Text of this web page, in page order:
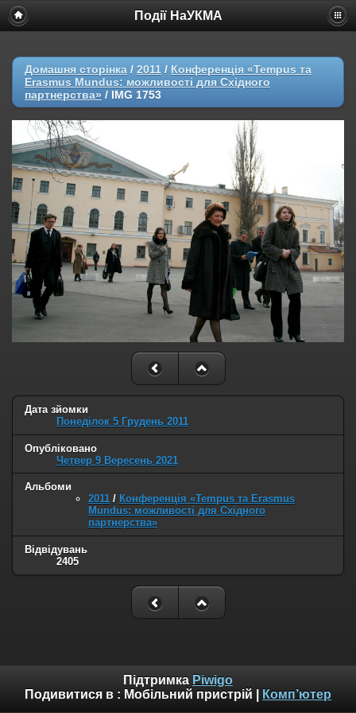
Події НаУКМА
Домашня сторінка / 2011 / Конференція «Tempus та
Erasmus Mundus: можливості для Східного
партнерства» / IMG 1753
Дата зйомки
Понеділок 5 Грудень 2011
Опубліковано
Четвер 9 Вересень 2021
Альбоми
2011 / Конференція «Tempus та Erasmus
Mundus: можливості для Східного
партнерства»
Відвідувань
2405
Підтримка Piwigo
Подивитися в : Мобільний пристрій Комп’ютер